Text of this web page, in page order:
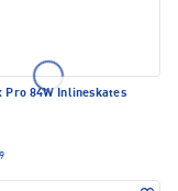
Pro 84W Inlineskates